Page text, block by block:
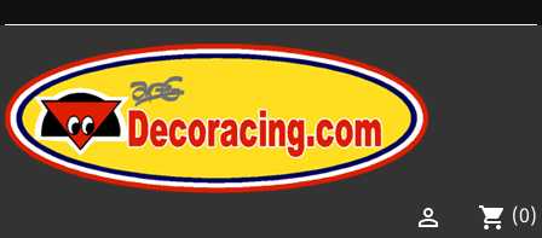
 shopping_cart (0)